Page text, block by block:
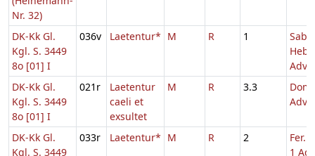
Nr. 32)
DK-Kk Gl.
Kgl. S. 3449
8o [01] I
036v Laetentur* M R 1
Adv.
DK-Kk Gl.
Kgl. S. 3449
8o [01] I
021r
Laetentur
caeli et
exsultet
M R 3.3
DK-Kk Gl.
Kgl. S. 3449
033r Laetentur* M R 2
Fer.
1